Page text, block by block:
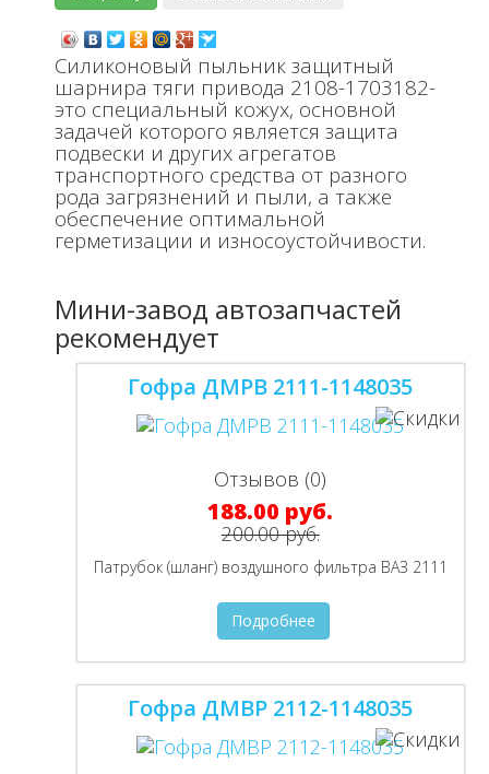
Силиконовый пыльник защитный
шарнира тяги привода 2108-1703182-
это специальный кожух, основной
задачей которого является защита
подвески и других агрегатов
транспортного средства от разного
рода загрязнений и пыли, а также
обеспечение оптимальной
герметизации и износоустойчивости.
Мини-завод автозапчастей
рекомендует
Гофра ДМРВ 2111-1148035
Отзывов (0)
188.00 руб.
200.00 руб.
Патрубок (шланг) воздушного фильтра ВАЗ 2111
Подробнее
Гофра ДМВР 2112-1148035